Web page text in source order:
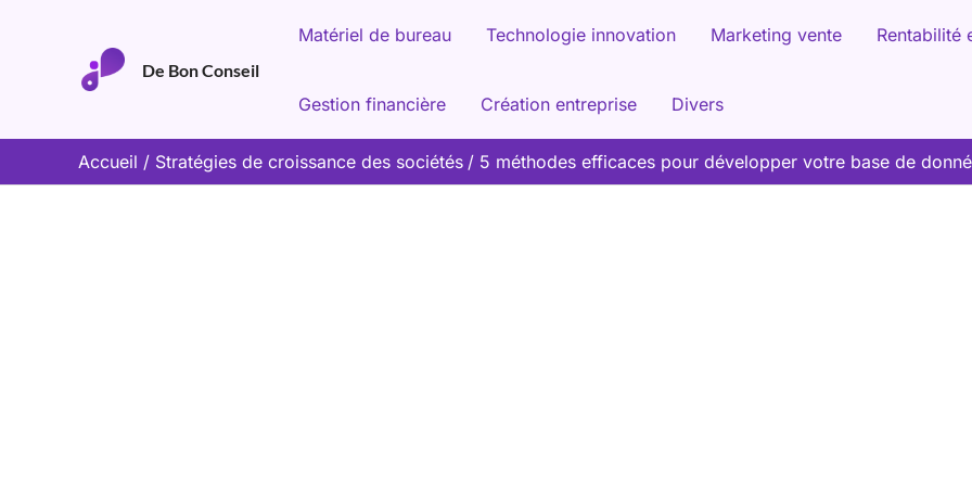
De Bon Conseil
Matériel de bureau Technologie innovation Marketing vente Rentabilité
Gestion financière Création entreprise Divers
Accueil Stratégies de croissance des sociétés 5 méthodes efficaces pour développer votre base de